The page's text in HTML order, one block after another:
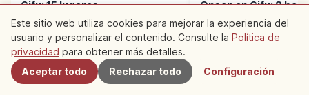
Gifu: 15 lugares
imprescindibles para tu
primera visita
Onsen en Gifu: 8
termales de Gero a
Cercanos
Este sitio web utiliza cookies para mejorar la experiencia del
usuario y personalizar el contenido. Consulte la Política de
privacidad para obtener más detalles.
Aceptar todo
Rechazar todo Configuración